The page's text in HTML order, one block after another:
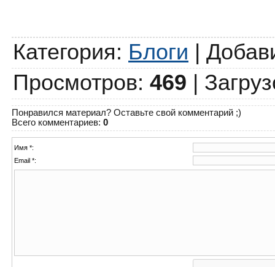
Категория: Блоги |
Просмотров: 469 |
Понравился материал? Оставьте свой комментарий ;)
Всего комментариев: 0
Имя *:
Email *: